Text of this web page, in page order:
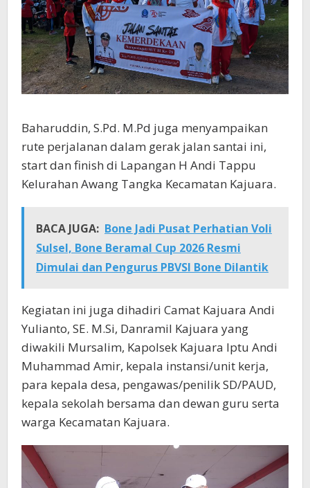
Baharuddin, S.Pd. M.Pd juga menyampaikan
rute perjalanan dalam gerak jalan santai ini,
start dan finish di Lapangan H Andi Tappu
Kelurahan Awang Tangka Kecamatan Kajuara.
BACA JUGA: Bone Jadi Pusat Perhatian Voli
Sulsel, Bone Beramal Cup 2026 Resmi
Dimulai dan Pengurus PBVSI Bone Dilantik
Kegiatan ini juga dihadiri Camat Kajuara Andi
Yulianto, SE. M.Si, Danramil Kajuara yang
diwakili Mursalim, Kapolsek Kajuara Iptu Andi
Muhammad Amir, kepala instansi/unit kerja,
para kepala desa, pengawas/penilik SD/PAUD,
kepala sekolah bersama dan dewan guru serta
warga Kecamatan Kajuara.